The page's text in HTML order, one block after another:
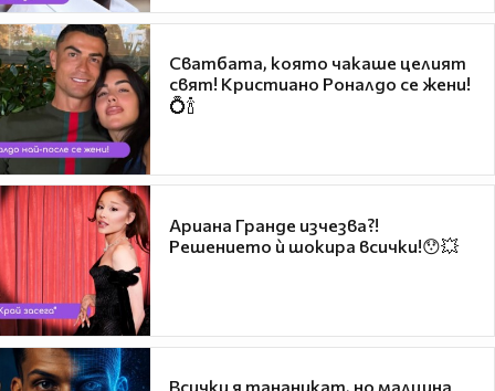
Сватбата, която чакаше целият
свят! Кристиано Роналдо се жени!
💍🍾
Ариана Гранде изчезва?!
Решението ѝ шокира всички!😯💥
Всички я тананикат, но малцина